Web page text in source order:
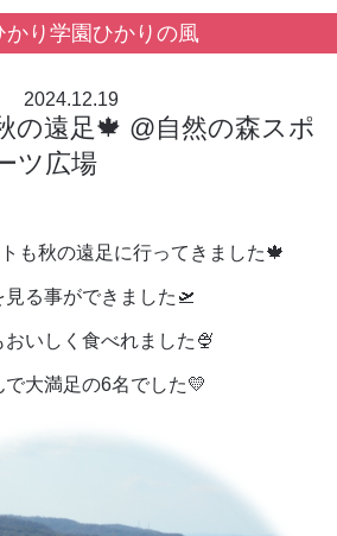
かり学園ひかりの風
2024.12.19
の遠足🍁 @自然の森スポ
ツ広場
も秋の遠足に行ってきました🍁
る事ができました🛫
いしく食べれました🍨
大満足の6名でした💛